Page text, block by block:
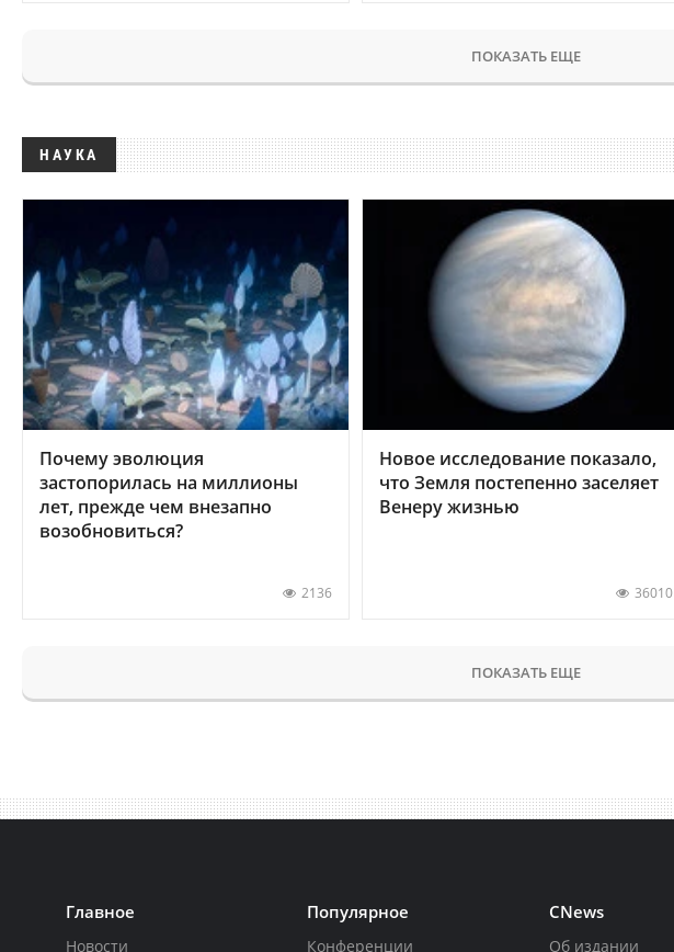
ПОКАЗАТЬ ЕЩЕ
НАУКА
Почему эволюция
застопорилась на миллионы
лет, прежде чем внезапно
возобновиться?
2136
Новое исследование показало,
что Земля постепенно заселяет
Венеру жизнью
36010
ПОКАЗАТЬ ЕЩЕ
Главное
Новости
Популярное
Конференции
CNews
Об издании